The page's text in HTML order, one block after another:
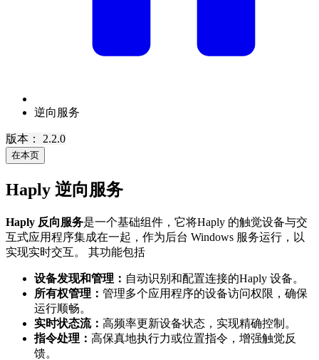
逆向服务
版本： 2.2.0
在本页
Haply 逆向服务
Haply 反向服务是一个基础组件，它将Haply 的触觉设备与交
互式应用程序集成在一起，作为后台 Windows 服务运行，以
实现实时交互。 其功能包括
设备发现和管理： 自动识别和配置连接的Haply 设备。
所有权管理： 管理多个应用程序的设备访问权限，确保
运行顺畅。
实时状态流： 高频率更新设备状态，实现精确控制。
指令处理： 高保真地执行力或位置指令，增强触觉反
馈。